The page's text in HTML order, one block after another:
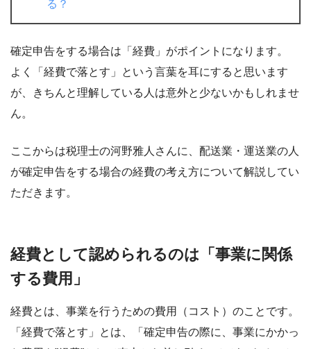
る？
確定申告をする場合は「経費」がポイントになります。
よく「経費で落とす」という言葉を耳にすると思います
が、きちんと理解している人は意外と少ないかもしれませ
ん。
ここからは税理士の河野雅人さんに、配送業・運送業の人
が確定申告をする場合の経費の考え方について解説してい
ただきます。
経費として認められるのは「事業に関係
する費用」
経費とは、事業を行うための費用（コスト）のことです。
「経費で落とす」とは、「確定申告の際に、事業にかかっ